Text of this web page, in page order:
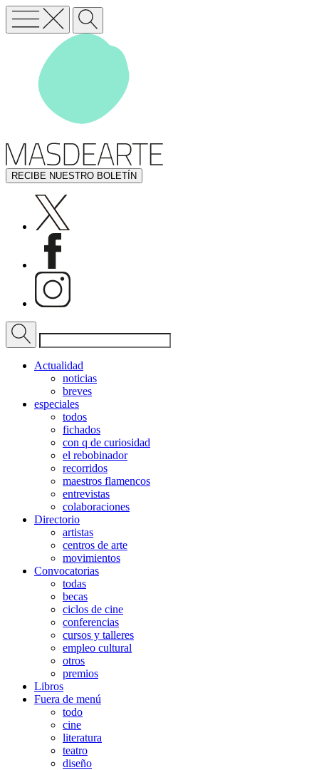
RECIBE NUESTRO BOLETÍN
Actualidad
noticias
breves
especiales
todos
fichados
con q de curiosidad
el rebobinador
recorridos
maestros flamencos
entrevistas
colaboraciones
Directorio
artistas
centros de arte
movimientos
Convocatorias
todas
becas
ciclos de cine
conferencias
cursos y talleres
empleo cultural
otros
premios
Libros
Fuera de menú
todo
cine
literatura
teatro
diseño